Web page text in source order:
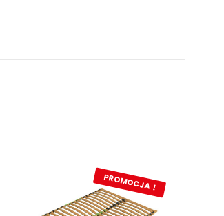
PROMOCJA !